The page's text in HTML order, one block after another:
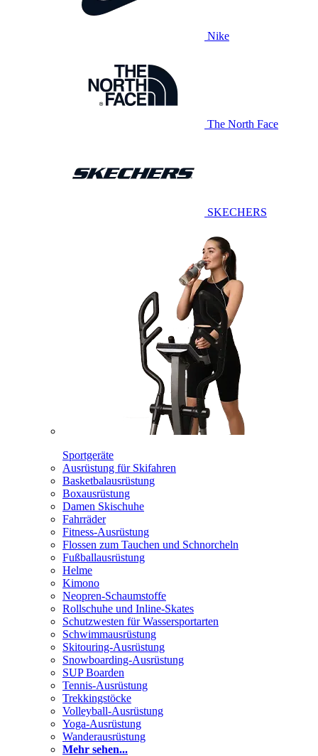
Nike
The North Face
SKECHERS
Sportgeräte
Ausrüstung für Skifahren
Basketbalausrüstung
Boxausrüstung
Damen Skischuhe
Fahrräder
Fitness-Ausrüstung
Flossen zum Tauchen und Schnorcheln
Fußballausrüstung
Helme
Kimono
Neopren-Schaumstoffe
Rollschuhe und Inline-Skates
Schutzwesten für Wassersportarten
Schwimmausrüstung
Skitouring-Ausrüstung
Snowboarding-Ausrüstung
SUP Boarden
Tennis-Ausrüstung
Trekkingstöcke
Volleyball-Ausrüstung
Yoga-Ausrüstung
Wanderausrüstung
Mehr sehen...